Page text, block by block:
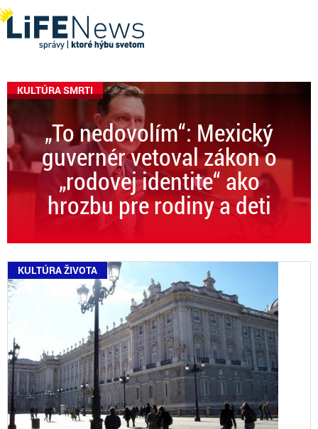
KULTÚRA SMRTI
„To nedovolím“: Mexický
guvernér vetoval zákon o
„rodovej identite“ ako
hrozbu pre rodiny a deti
KULTÚRA ŽIVOTA